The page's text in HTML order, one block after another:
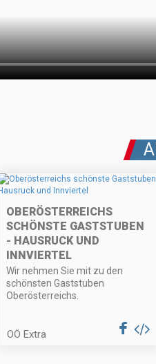
OBERÖSTERREICHS
SCHÖNSTE GASTSTUBEN
- HAUSRUCK UND
INNVIERTEL
Wir nehmen Sie mit zu den
schönsten Gaststuben
Oberösterreichs.
OÖ Extra